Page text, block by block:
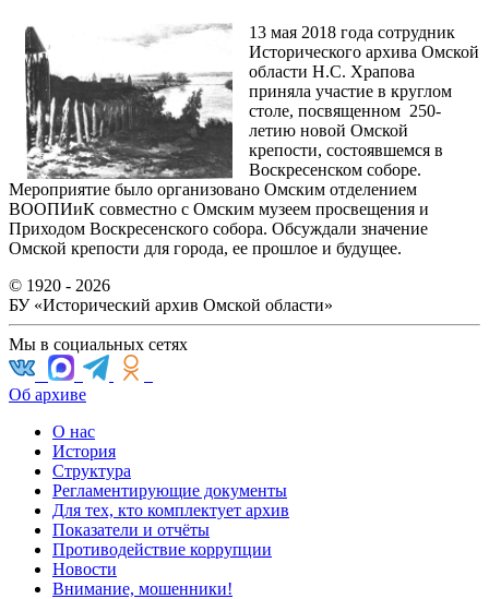
13 мая 2018 года сотрудник
Исторического архива Омской
области Н.С. Храпова
приняла участие в круглом
столе, посвященном 250-
летию новой Омской
крепости, состоявшемся в
Воскресенском соборе.
Мероприятие было организовано Омским отделением
ВООПИиК совместно с Омским музеем просвещения и
Приходом Воскресенского собора. Обсуждали значение
Омской крепости для города, ее прошлое и будущее.
© 1920 - 2026
БУ «Исторический архив Омской области»
Мы в социальных сетях
Об архиве
О нас
История
Структура
Регламентирующие документы
Для тех, кто комплектует архив
Показатели и отчёты
Противодействие коррупции
Новости
Внимание, мошенники!